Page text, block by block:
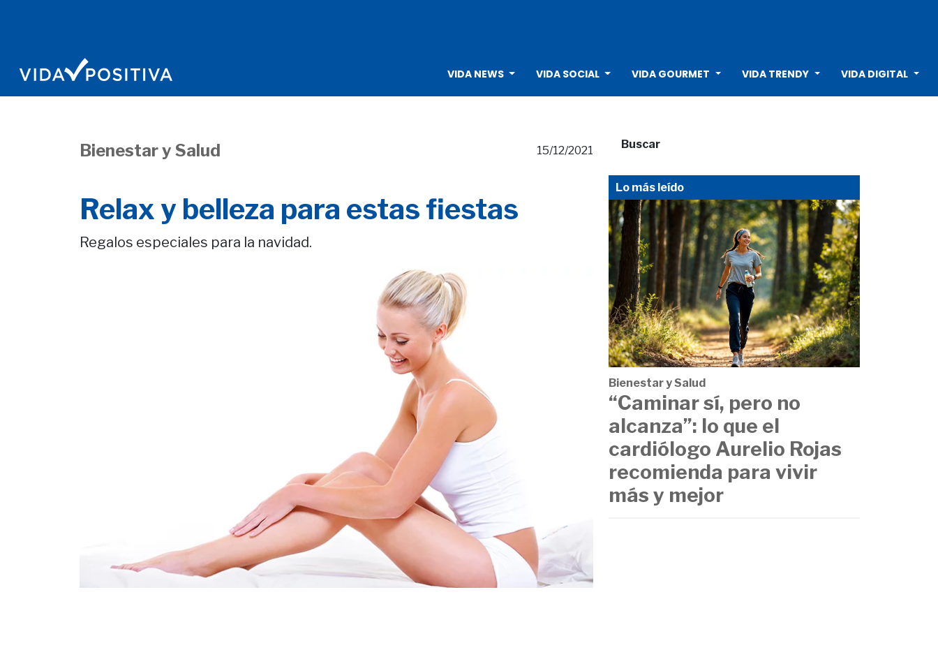
VIDA NEWS VIDA SOCIAL VIDA GOURMET VIDA TRENDY VIDA DIGITAL
Bienestar y Salud 15/12/2021
Relax y belleza para estas fiestas
Regalos especiales para la navidad.
Buscar
Lo más leído
Bienestar y Salud
“Caminar sí, pero no
alcanza”: lo que el
cardiólogo Aurelio Rojas
recomienda para vivir
más y mejor